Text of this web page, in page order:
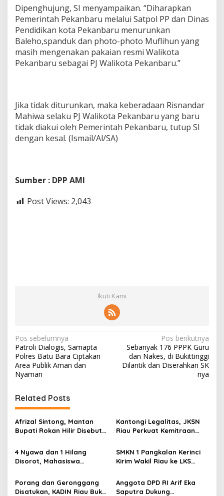
Dipenghujung, SI menyampaikan. “Diharapkan
Pemerintah Pekanbaru melalui Satpol PP dan Dinas
Pendidikan kota Pekanbaru menurunkan
Baleho,spanduk dan photo-photo Muflihun yang
masih mengenakan pakaian resmi Walikota
Pekanbaru sebagai PJ Walikota Pekanbaru.”
Jika tidak diturunkan, maka keberadaan Risnandar
Mahiwa selaku PJ Walikota Pekanbaru yang baru
tidak diakui oleh Pemerintah Pekanbaru, tutup SI
dengan kesal. (Ismail/Al/SA)
Sumber : DPP AMI
Post Views: 2,043
Ikuti Kami
N
a
v
i
g
a
s
i
p
o
s
Pos sebelumnya
Patroli Dialogis, Samapta
Polres Batu Bara Ciptakan
Area Publik Aman dan
Nyaman
Pos berikutnya
Sebanyak 176 PPPK Guru
dan Nakes, di Bukittinggi
Dilantik dan Diserahkan SK
nya
Related Posts
Afrizal Sintong, Mantan
Bupati Rokan Hilir Disebut
Diterima Kejati, GMPR
Desak Usut Dividen Rp331,7
Miliar
Kantongi Legalitas, JKSN
Riau Perkuat Kemitraan
Ketahanan Bangsa
4 Nyawa dan 1 Hilang
Disorot, Mahasiswa
Pelindo
SMKN 1 Pangkalan Kerinci
Kirim Wakil Riau ke LKS
Porang dan Geronggang
Disatukan, KADIN Riau Buka
Anggota DPD RI Arif Eka
Saputra Dukung